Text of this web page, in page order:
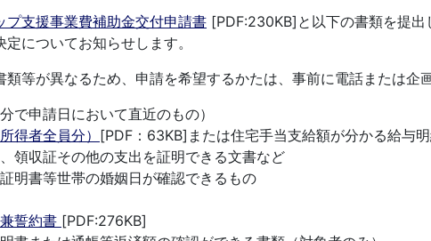
支援事業費補助金交付申請書 [PDF:230KB] と以下の書類を提出
についてお知らせします。
等が異なるため、申請を希望するかたは、事前に電話または企
で申請日において直近のもの）
得者全員分）
[PDF：63KB]または住宅手当支給額が分かる給与明
領収証その他の支出を証明できる文書など
明書等世帯の婚姻日が確認できるもの
誓約書 [PDF:276KB]